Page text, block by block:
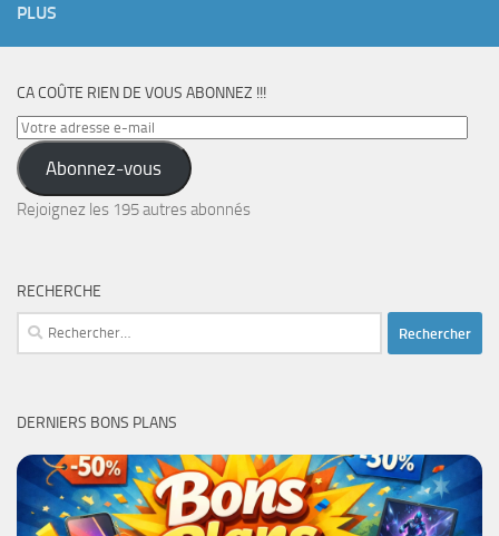
PLUS
CA COÛTE RIEN DE VOUS ABONNEZ !!!
Votre
adresse
e-
mail
Abonnez-vous
Rejoignez les 195 autres abonnés
RECHERCHE
Rechercher :
DERNIERS BONS PLANS